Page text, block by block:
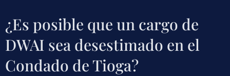
¿Es posible que un cargo de
DWAI sea desestimado en el
Condado de Tioga?